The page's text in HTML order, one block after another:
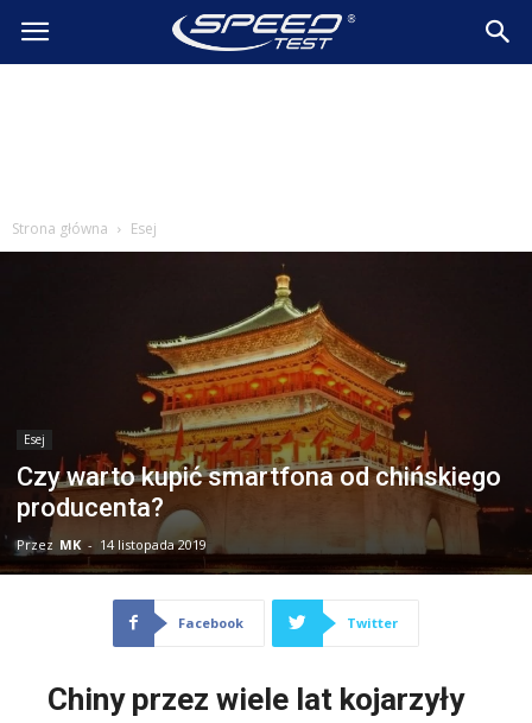
SpeedTest.pl
Strona główna Esej
Esej
Czy warto kupić smartfona od chińskiego
producenta?
Przez MK - 14 listopada 2019
Facebook Twitter
Chiny przez wiele lat kojarzyły